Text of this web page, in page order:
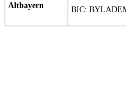
Altbayern
BIC: